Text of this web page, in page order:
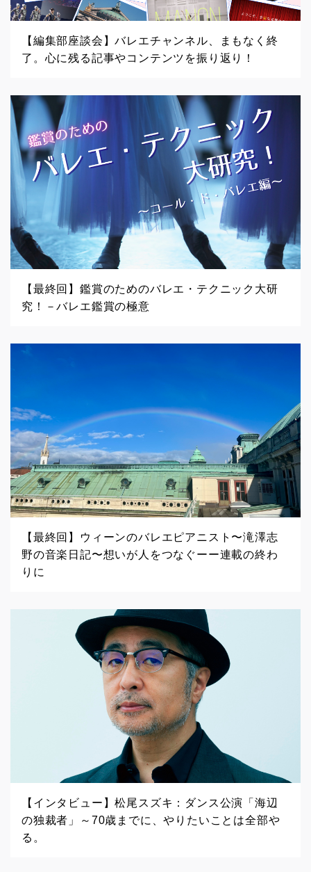
【編集部座談会】バレエチャンネル、まもなく終
了。心に残る記事やコンテンツを振り返り！
【最終回】鑑賞のためのバレエ・テクニック大研
究！－バレエ鑑賞の極意
【最終回】ウィーンのバレエピアニスト〜滝澤志
野の音楽日記〜想いが人をつなぐーー連載の終わ
りに
【インタビュー】松尾スズキ：ダンス公演「海辺
の独裁者」～70歳までに、やりたいことは全部や
る。